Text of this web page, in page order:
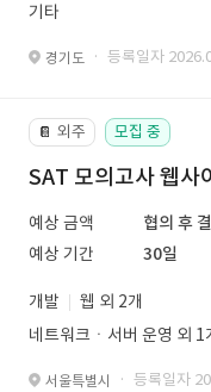
기타
경기도 · 등록일자
📔 외주 모집 중
SAT 모의고사 웹사
예상 금액
협의 후
예상 기간
30일
개발
웹 외 2개
네트워크ㆍ서버 운영 외 1
서울특별시 · 등록일자